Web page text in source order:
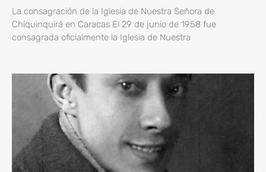
La consagración de la Iglesia de Nuestra Señora de
Chiquinquirá en Caracas El 29 de junio de 1958 fue
consagrada oficialmente la Iglesia de Nuestra